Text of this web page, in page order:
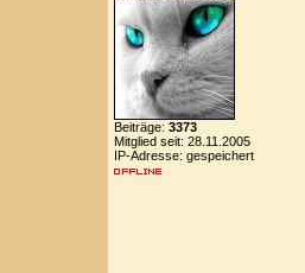
Beiträge: 3373
Mitglied seit: 28.11.2005
IP-Adresse: gespeichert